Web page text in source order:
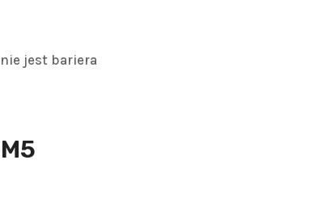
jest bariera